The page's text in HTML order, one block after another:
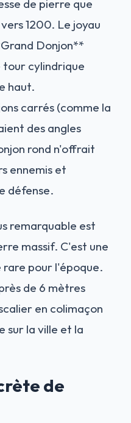
de pierre que
1200. Le joyau
Donjon**
tour cylindrique
haut.
carrés (comme la
des angles
rond n'offrait
ennemis et
défense.
remarquable est
massif. C'est une
pour l'époque.
de 6 mètres
en colimaçon
sur la ville et la
de